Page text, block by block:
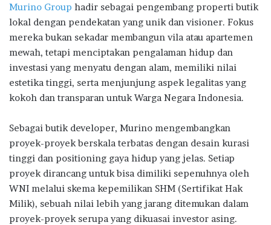
Murino Group hadir sebagai pengembang properti butik
lokal dengan pendekatan yang unik dan visioner. Fokus
mereka bukan sekadar membangun vila atau apartemen
mewah, tetapi menciptakan pengalaman hidup dan
investasi yang menyatu dengan alam, memiliki nilai
estetika tinggi, serta menjunjung aspek legalitas yang
kokoh dan transparan untuk Warga Negara Indonesia.
Sebagai butik developer, Murino mengembangkan
proyek-proyek berskala terbatas dengan desain kurasi
tinggi dan positioning gaya hidup yang jelas. Setiap
proyek dirancang untuk bisa dimiliki sepenuhnya oleh
WNI melalui skema kepemilikan SHM (Sertifikat Hak
Milik), sebuah nilai lebih yang jarang ditemukan dalam
proyek-proyek serupa yang dikuasai investor asing.